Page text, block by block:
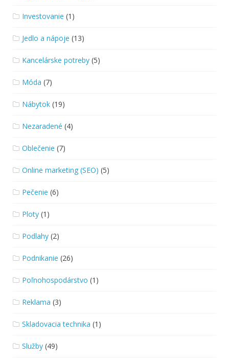
Investovanie (1)
Jedlo a nápoje (13)
Kancelárske potreby (5)
Móda (7)
Nábytok (19)
Nezaradené (4)
Oblečenie (7)
Online marketing (SEO) (5)
Pečenie (6)
Ploty (1)
Podlahy (2)
Podnikanie (26)
Poľnohospodárstvo (1)
Reklama (3)
Skladovacia technika (1)
Služby (49)